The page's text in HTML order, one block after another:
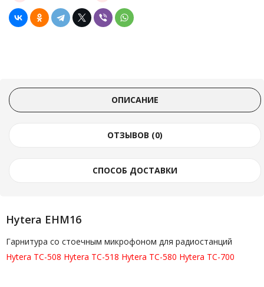
ОПИСАНИЕ
ОТЗЫВОВ (0)
СПОСОБ ДОСТАВКИ
Hytera EHM16
Гарнитура со стоечным микрофоном для радиостанций
Hytera TC-508 Hytera TC-518 Hytera TC-580 Hytera TC-700